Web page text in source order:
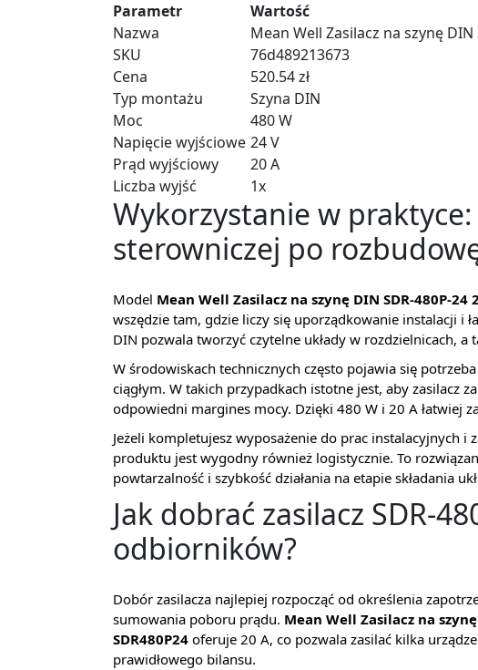
Parametr
Wartość
Nazwa
Mean Well Zasilacz na szynę DIN
SKU
76d489213673
Cena
520.54 zł
Typ montażu
Szyna DIN
Moc
480 W
Napięcie wyjściowe 24 V
Prąd wyjściowy
20 A
Liczba wyjść
1x
Wykorzystanie w
sterowniczej po
Model Mean Well Zasilacz na szynę DIN SDR-480P-24
wszędzie tam, gdzie liczy się uporządkowanie instalacji i
DIN pozwala tworzyć czytelne układy w rozdzielnicach,
W środowiskach technicznych często pojawia się
ciągłym. W takich przypadkach istotne jest, aby zasilacz
odpowiedni margines mocy. Dzięki 480 W i 20 A łatwiej
Jeżeli kompletujesz wyposażenie do prac instalacyjnych
produktu jest wygodny również logistycznie. To
powtarzalność i szybkość działania na etapie składania
Jak dobrać zasilacz SDR-
odbiorników?
Dobór zasilacza najlepiej rozpocząć od określenia
sumowania poboru prądu. Mean Well Zasilacz na
SDR480P24 oferuje 20 A, co pozwala zasilać kilka
prawidłowego bilansu.